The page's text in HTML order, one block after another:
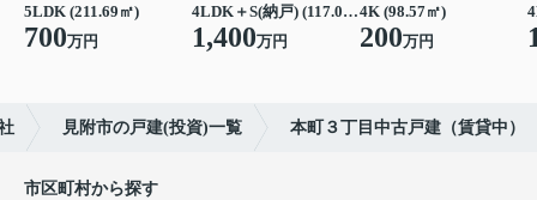
5LDK (211.69㎡)
700万円
4LDK＋S(納戸) (117.00㎡)
1,400万円
4K (98.57㎡)
200万円
見附市の戸建(投資)一覧 本町３丁目中古戸建（賃貸中）
市区町村から探す